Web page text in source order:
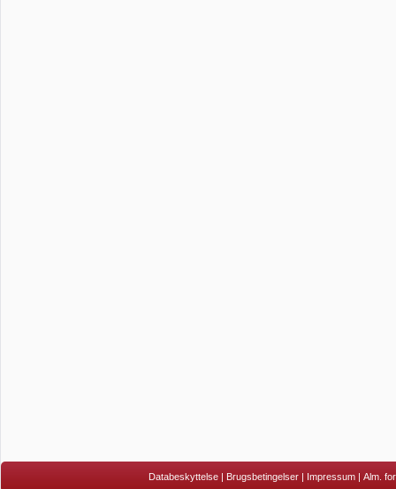
Databeskyttelse | Brugsbetingelser | Impressum | Alm.